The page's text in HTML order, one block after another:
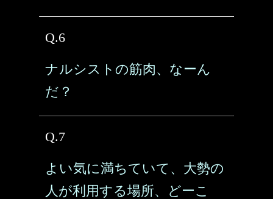
Q.6
ナルシストの筋肉、なーん
だ？
Q.7
よい気に満ちていて、大勢の
人が利用する場所、どーこ